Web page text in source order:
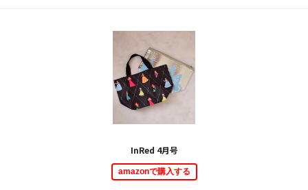
InRed 4月号
amazonで購入する